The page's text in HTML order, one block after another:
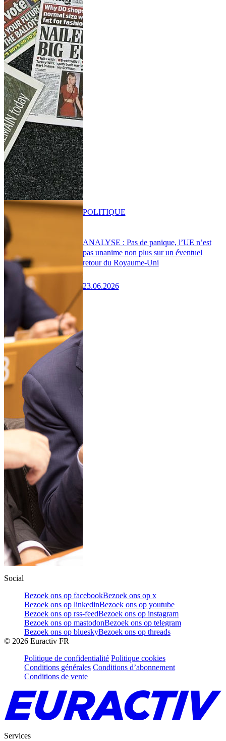
ANALYSE : Pas de panique, l’UE n’est
pas unanime non plus sur un éventuel
retour du Royaume-Uni
23.06.2026
POLITIQUE
Social
Bezoek ons op facebookBezoek ons op x
Bezoek ons op linkedinBezoek ons op youtube
Bezoek ons op rss-feedBezoek ons op instagram
Bezoek ons op mastodonBezoek ons op telegram
Bezoek ons op blueskyBezoek ons op threads
© 2026 Euractiv FR
Politique de confidentialité Politique cookies
Conditions générales Conditions d’abonnement
Conditions de vente
Services